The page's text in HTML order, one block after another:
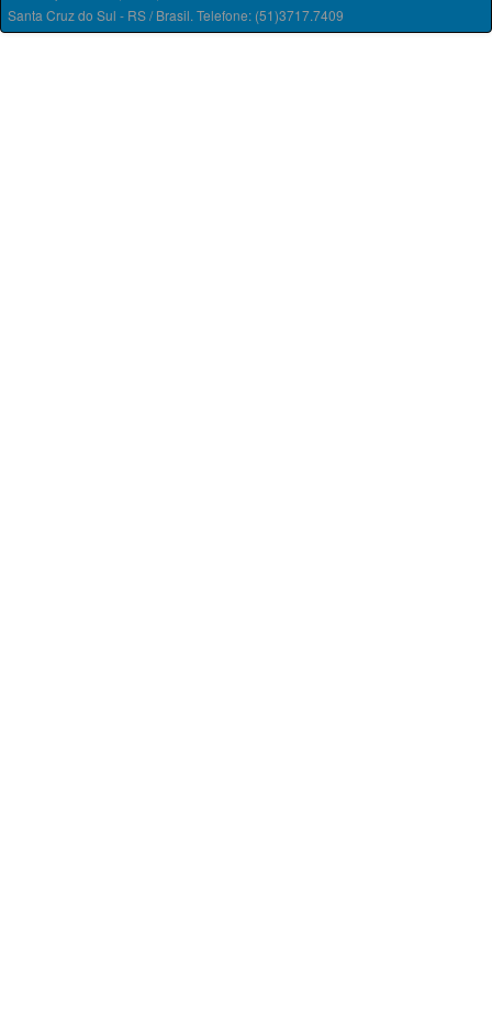
Santa Cruz do Sul - RS / Brasil. Telefone: (51)3717.7409